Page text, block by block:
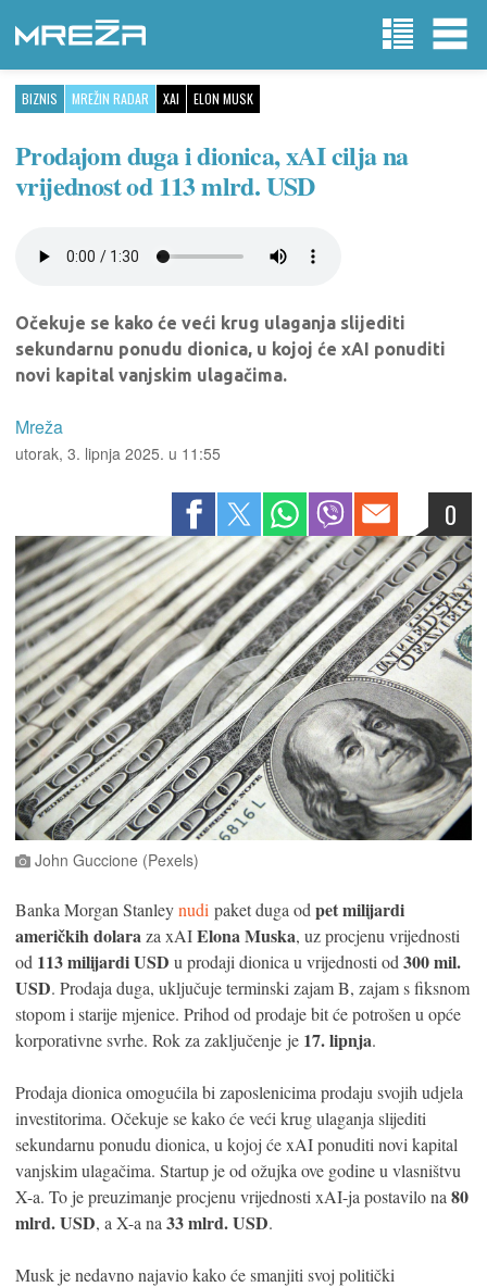
BIZNIS MREŽIN RADAR XAI ELON MUSK
Prodajom duga i dionica, xAI cilja na
vrijednost od 113 mlrd. USD
Očekuje se kako će veći krug ulaganja slijediti
sekundarnu ponudu dionica, u kojoj će xAI ponuditi
novi kapital vanjskim ulagačima.
Mreža
utorak, 3. lipnja 2025. u 11:55
0
John Guccione (Pexels)
Banka Morgan Stanleynudi paket duga od pet milijardi
američkih dolaraza xAIElona Muska, uz procjenu vrijednosti
od 113 milijardi USD u prodaji dionica u vrijednosti od 300 mil.
USD. Prodaja duga, uključuje terminski zajam B, zajam s fiksnom
stopom i starije mjenice. Prihod od prodaje bit će potrošen u opće
korporativne svrhe. Rok za zaključenje je 17. lipnja.
Prodaja dionica omogućila bi zaposlenicima prodaju svojih udjela
investitorima. Očekuje se kako će veći krug ulaganja slijediti
sekundarnu ponudu dionica, u kojoj će xAI ponuditi novi kapital
vanjskim ulagačima. Startup je od ožujka ove godine u vlasništvu
X-a. To je preuzimanje procjenu vrijednosti xAI-ja postavilo na 80
mlrd. USD, a X-a na 33 mlrd. USD.
Musk je nedavno najavio kako će smanjiti svoj politički